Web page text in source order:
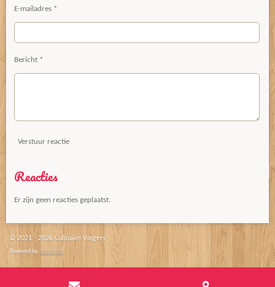
E-mailadres *
Bericht *
Verstuur reactie
Reacties
Er zijn geen reacties geplaatst.
© 2021 - 2026 Culinaire Vingers
Powered byJouwWeb